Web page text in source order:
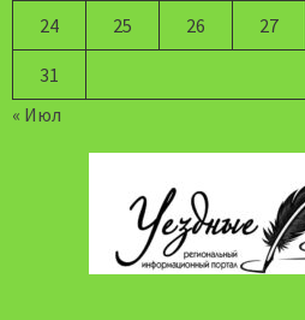
24 25 26 27
31
« Июл